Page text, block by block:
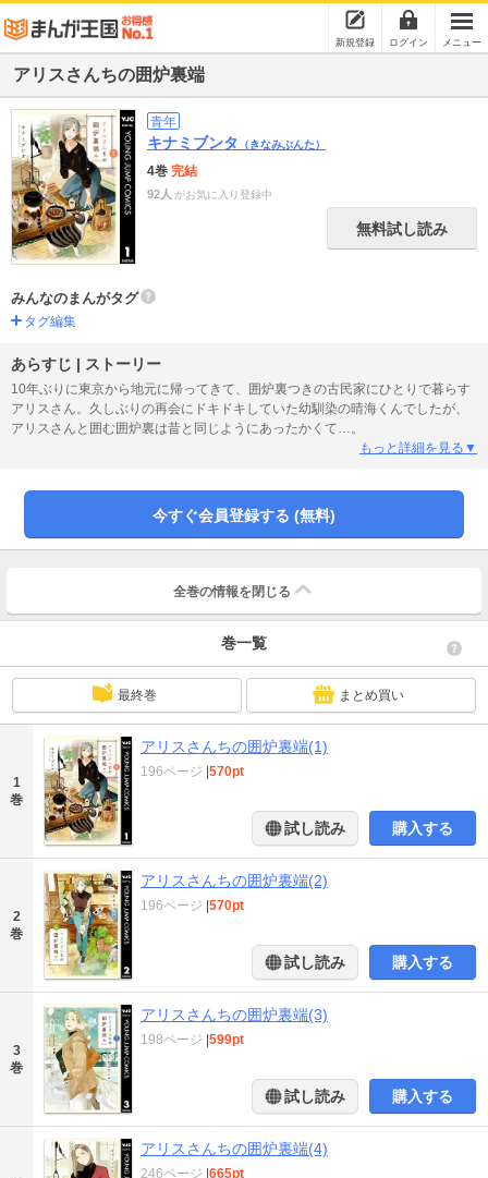
新規登録 ログイン メニュー
アリスさんちの囲炉裏端
青年
キナミブンタ （きなみぶんた）
4巻 完結
92人 がお気に入り登録中
無料試し読み
みんなのまんがタグ
タグ編集
あらすじ | ストーリー
10年ぶりに東京から地元に帰ってきて、囲炉裏つきの古民家にひとりで暮らす
アリスさん。久しぶりの再会にドキドキしていた幼馴染の晴海くんでしたが、
アリスさんと囲む囲炉裏は昔と同じようにあったかくて…。
もっと詳細を見る▼
今すぐ会員登録する (無料)
全巻の情報を 閉じる
巻一覧
最終巻 まとめ買い
1
巻
アリスさんちの囲炉裏端(1)
196ページ |570pt
試し読み 購入する
2
巻
アリスさんちの囲炉裏端(2)
196ページ |570pt
試し読み 購入する
3
巻
アリスさんちの囲炉裏端(3)
198ページ |599pt
試し読み 購入する
アリスさんちの囲炉裏端(4)
246ページ |665pt